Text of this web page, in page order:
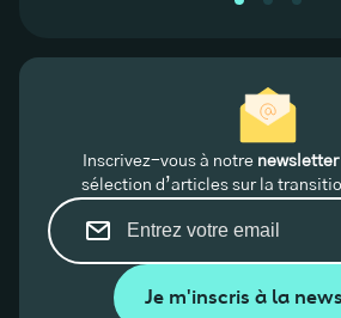
Inscrivez-vous à notre newsletter
sélection d’articles sur la
Je m'inscris à la